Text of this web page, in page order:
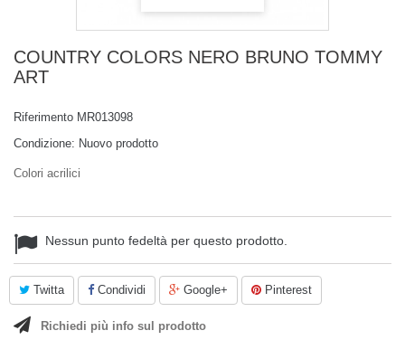
COUNTRY COLORS NERO BRUNO TOMMY
ART
Riferimento MR013098
Condizione: Nuovo prodotto
Colori acrilici
Nessun punto fedeltà per questo prodotto.
Twitta Condividi Google+ Pinterest
Richiedi più info sul prodotto